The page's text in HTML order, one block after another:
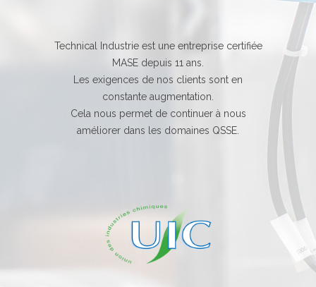
Technical Industrie est une entreprise certifiée
MASE depuis 11 ans.
Les exigences de nos clients sont en
constante augmentation.
Cela nous permet de continuer à nous
améliorer dans les domaines QSSE.